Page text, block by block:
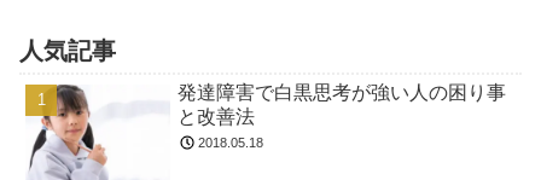
人気記事
発達障害で白黒思考が強い人の困り事
と改善法
2018.05.18